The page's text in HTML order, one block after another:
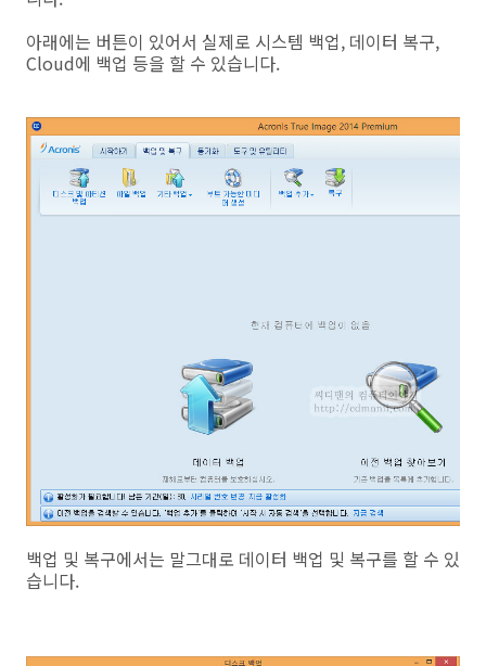
아래에는 버튼이 있어서 실제로 시스템 백업, 데이터 복구,
Cloud에 백업 등을 할 수 있습니다.
백업 및 복구에서는 말그대로 데이터 백업 및 복구를 할 수 있
습니다.